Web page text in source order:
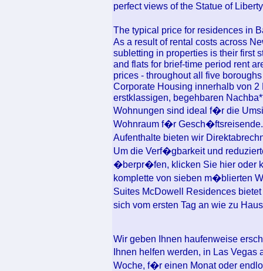
perfect views of the Statue of
The typical price for residences in
As a result of rental costs across
subletting in properties is their first
and flats for brief-time period rent
prices - throughout all five
Corporate Housing innerhalb von
erstklassigen, begehbaren
Wohnungen sind ideal f�r die
Wohnraum f�r
Aufenthalte bieten wir
Um die Verf�gbarkeit und
�berpr�fen, klicken Sie hier oder
komplette von sieben m�blierten
Suites McDowell Residences
sich vom ersten Tag an wie zu
Wir geben Ihnen haufenweise
Ihnen helfen werden, in Las
Woche, f�r einen Monat oder